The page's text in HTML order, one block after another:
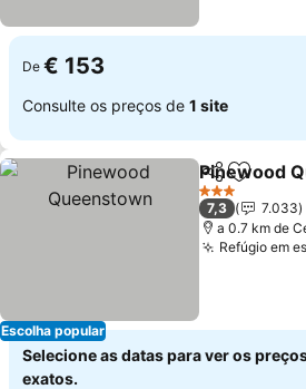
De € 153
Consulte os preços de 1 site
Escolha popular
Partilhar
Pinewood
3 Estrelas
7,3
7.033
a 0.7 km de
Refúgio em
Selecione as datas para ver os
exatos.